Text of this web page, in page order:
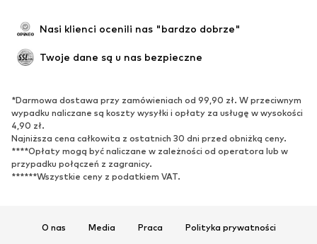
Nasi klienci ocenili nas "bardzo dobrze"
Twoje dane są u nas bezpieczne
*Darmowa dostawa przy zamówieniach od 99,90 zł. W przeciwnym
wypadku naliczane są koszty wysyłki i opłaty za usługę w wysokości
4,90 zł.
Najniższa cena całkowita z ostatnich 30 dni przed obniżką ceny.
****Opłaty mogą być naliczane w zależności od operatora lub w
przypadku połączeń z zagranicy.
******Wszystkie ceny z podatkiem VAT.
O nas Media Praca
Polityka prywatności